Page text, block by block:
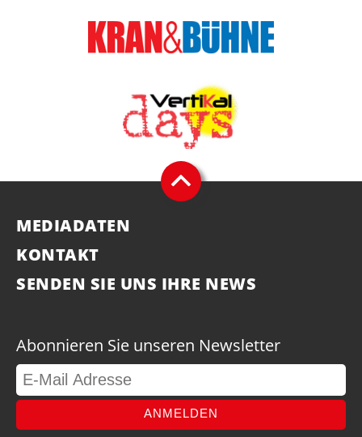
MEDIADATEN
KONTAKT
SENDEN SIE UNS IHRE NEWS
Abonnieren Sie unseren Newsletter
ANMELDEN